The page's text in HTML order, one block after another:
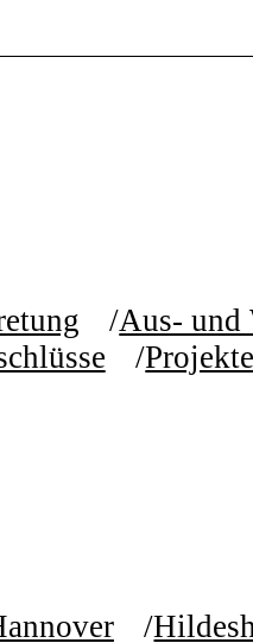
Aus- und